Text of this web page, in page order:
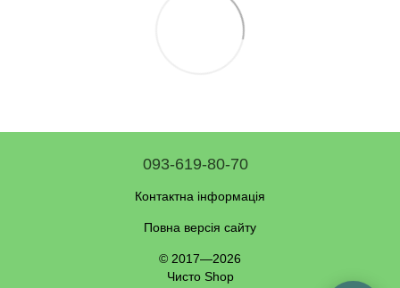
093-619-80-70
Контактна інформація
Повна версія сайту
© 2017—2026
Чисто Shop